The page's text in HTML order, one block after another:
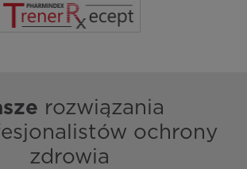
rozwiązania
ochrony
zdrowia